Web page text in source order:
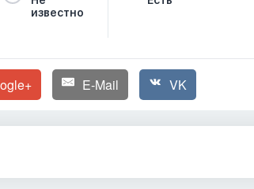
известно
E-Mail VK